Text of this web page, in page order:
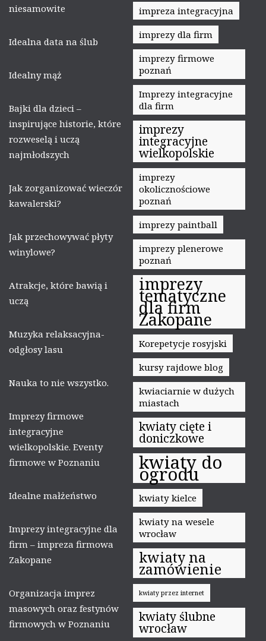
niesamowite
Idealna data na ślub
Idealny mąż
Bajki dla dzieci –
inspirujące historie, które
rozweselą i uczą
najmłodszych
Jak zorganizować wieczór
kawalerski?
Jak przechowywać płyty
winylowe?
Atrakcje, które bawią i
uczą
Muzyka relaksacyjna-
odgłosy lasu
Nauka to nie wszystko.
Imprezy firmowe
integracyjne
wielkopolskie. Eventy
firmowe w Poznaniu
Idealne małżeństwo
Imprezy integracyjne dla
firm – impreza firmowa
Zakopane
Organizacja imprez
masowych oraz festynów
firmowych w Poznaniu
impreza integracyjna
imprezy dla firm
imprezy firmowe
poznań
Imprezy integracyjne
dla firm
imprezy
integracyjne
wielkopolskie
imprezy
okolicznościowe
poznań
imprezy paintball
imprezy plenerowe
poznań
imprezy
tematyczne
dla firm
Zakopane
Korepetycje rosyjski
kursy rajdowe blog
kwiaciarnie w dużych
miastach
kwiaty cięte i
doniczkowe
kwiaty do
ogrodu
kwiaty kielce
kwiaty na wesele
wrocław
kwiaty na
zamówienie
kwiaty przez internet
kwiaty ślubne
wrocław